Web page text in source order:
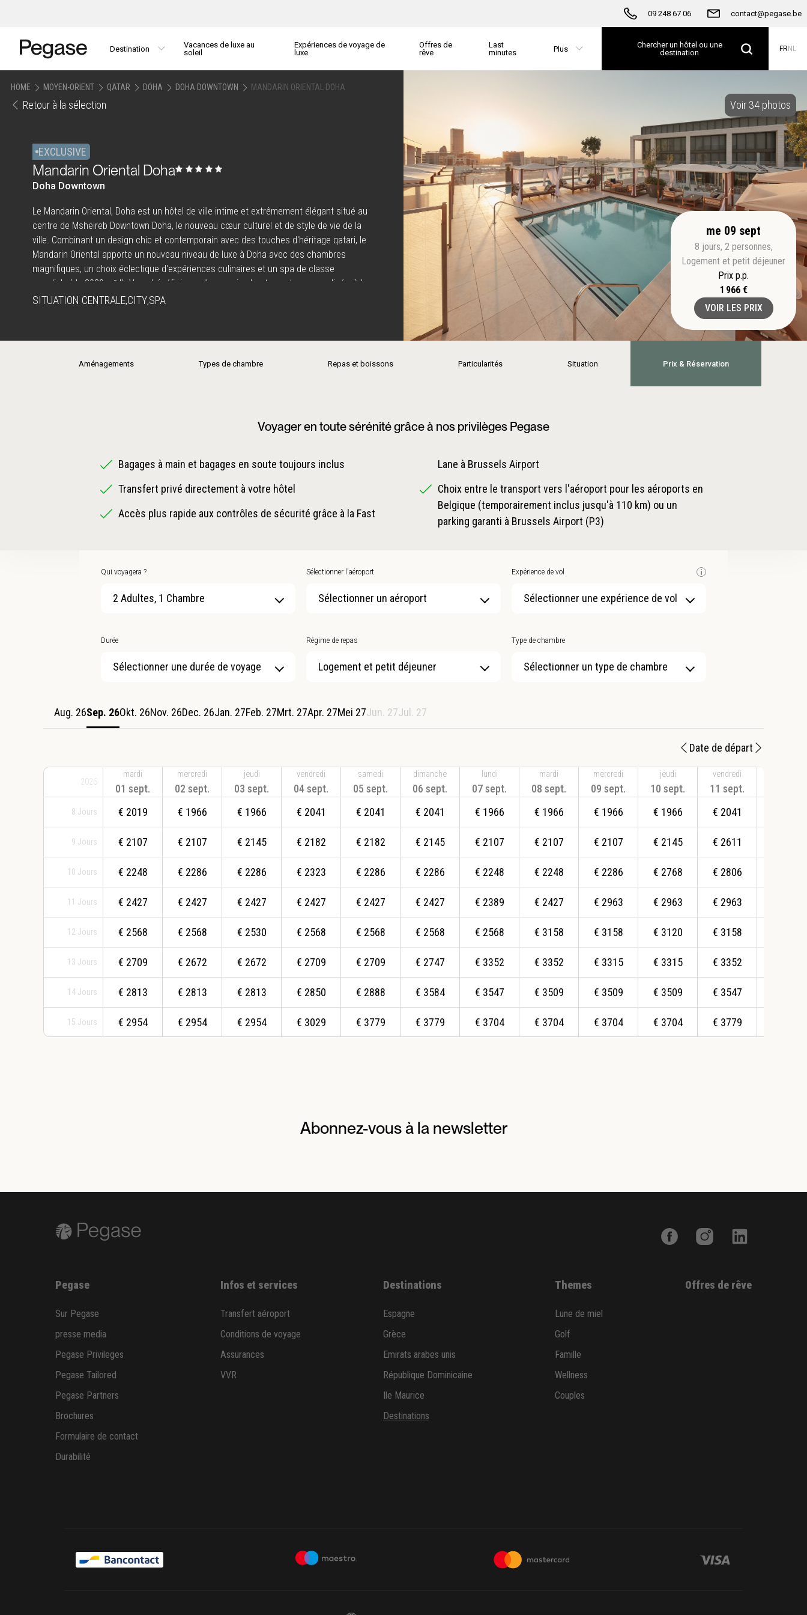
09 248 67 06 contact@pegase.be
Destination
Vacances de luxe au
soleil
Expériences de voyage de
luxe
Offres de
rêve
Last
minutes
Plus
Chercher un hôtel ou une
destination
FRNL
HOME MOYEN-ORIENT QATAR DOHA DOHA DOWNTOWN MANDARIN ORIENTAL DOHA
Retour à la sélection Voir 34 photos
EXCLUSIVE
Mandarin Oriental Doha
Doha Downtown
Le Mandarin Oriental, Doha est un hôtel de ville intime et extrêmement élégant situé au
centre de Msheireb Downtown Doha, le nouveau cœur culturel et de style de vie de la
ville. Combinant un design chic et contemporain avec des touches d'héritage qatari, le
Mandarin Oriental apporte un nouveau niveau de luxe à Doha avec des chambres
magnifiques, un choix éclectique d'expériences culinaires et un spa de classe
mondiale (de 3030 m² !). Vous bénéficierez d'un service hautement personnalisé, où le
charme du Moyen-Orient rencontre l'hospitalité légendaire du Mandarin Oriental.
SITUATION CENTRALE,CITY,SPA
me 09 sept
8 jours, 2 personnes,
Logement et petit déjeuner
Prix p.p.
1 966 €
VOIR LES PRIX
Aménagements Types de chambre Repas et boissons Particularités Situation Prix & Réservation
Voyager en toute sérénité grâce à nos privilèges Pegase
Bagages à main et bagages en soute toujours inclus
Transfert privé directement à votre hôtel
Accès plus rapide aux contrôles de sécurité grâce à la Fast
Lane à Brussels Airport
Choix entre le transport vers l'aéroport pour les aéroports en
Belgique (temporairement inclus jusqu'à 110 km) ou un
parking garanti à Brussels Airport (P3)
Qui voyagera ?
2 Adultes, 1 Chambre
Sélectionner l'aéroport
Sélectionner un aéroport
Expérience de vol
Sélectionner une expérience de vol
Durée
Sélectionner une durée de voyage
Régime de repas Type de chambre
Sélectionner un type de chambre
Aug. 26Sep. 26Okt. 26Nov. 26Dec. 26Jan. 27Feb. 27Mrt. 27Apr. 27Mei 27Jun. 27Jul. 27
Date de départ
2026
8 Jours
9 Jours
10 Jours
11 Jours
12 Jours
13 Jours
14 Jours
15 Jours
mardi
01 sept.
€ 2019
€ 2107
€ 2248
€ 2427
€ 2568
€ 2709
€ 2813
€ 2954
mercredi
02 sept.
€ 1966
€ 2107
€ 2286
€ 2427
€ 2568
€ 2672
€ 2813
€ 2954
jeudi
03 sept.
€ 1966
€ 2145
€ 2286
€ 2427
€ 2530
€ 2672
€ 2813
€ 2954
vendredi
04 sept.
€ 2041
€ 2182
€ 2323
€ 2427
€ 2568
€ 2709
€ 2850
€ 3029
samedi
05 sept.
€ 2041
€ 2182
€ 2286
€ 2427
€ 2568
€ 2709
€ 2888
€ 3779
dimanche
06 sept.
€ 2041
€ 2145
€ 2286
€ 2427
€ 2568
€ 2747
€ 3584
€ 3779
lundi
07 sept.
€ 1966
€ 2107
€ 2248
€ 2389
€ 2568
€ 3352
€ 3547
€ 3704
mardi
08 sept.
€ 1966
€ 2107
€ 2248
€ 2427
€ 3158
€ 3352
€ 3509
€ 3704
mercredi
09 sept.
€ 1966
€ 2107
€ 2286
€ 2963
€ 3158
€ 3315
€ 3509
€ 3704
jeudi
10 sept.
€ 1966
€ 2145
€ 2768
€ 2963
€ 3120
€ 3315
€ 3509
€ 3704
vendredi
11 sept.
€ 2041
€ 2611
€ 2806
€ 2963
€ 3158
€ 3352
€ 3547
€ 3779
Abonnez-vous à la newsletter
Pegase
Sur Pegase
presse media
Pegase Privileges
Pegase Tailored
Pegase Partners
Brochures
Formulaire de contact
Durabilité
Infos et services
Transfert aéroport
Conditions de voyage
Assurances
VVR
Destinations
Espagne
Grèce
Emirats arabes unis
République Dominicaine
Ile Maurice
Destinations
Themes
Lune de miel
Golf
Famille
Wellness
Couples
Offres de rêve